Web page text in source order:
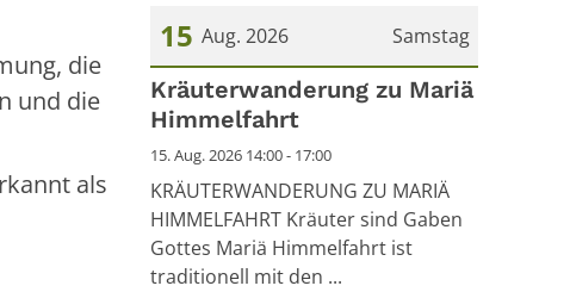
die
und die
als
Samstag
15 Aug. 2026
Datum: 15. August 2026
Kräuterwanderung zu Mariä
Himmelfahrt
15. Aug. 2026 14:00 - 17:00
KRÄUTERWANDERUNG ZU MARIÄ
HIMMELFAHRT Kräuter sind Gaben
Gottes Mariä Himmelfahrt ist
traditionell mit den ...